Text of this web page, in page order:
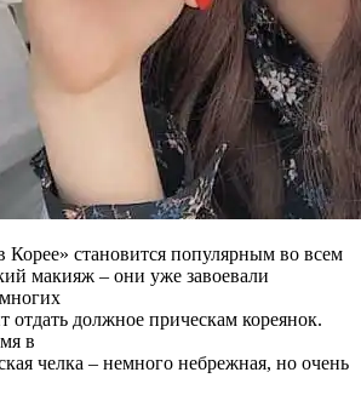
Корее» становится популярным во всем
макияж – они уже завоевали
должное прическам кореянок.
в
челка – немного небрежная, но очень